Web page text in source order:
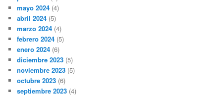
mayo 2024 (4)
abril 2024 (5)
marzo 2024 (4)
febrero 2024 (5)
enero 2024 (6)
diciembre 2023 (5)
noviembre 2023 (5)
octubre 2023 (6)
septiembre 2023 (4)